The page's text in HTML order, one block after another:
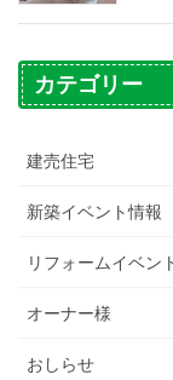
カテゴリー
建売住宅
新築イベント情報
リフォームイベン
オーナー様
おしらせ